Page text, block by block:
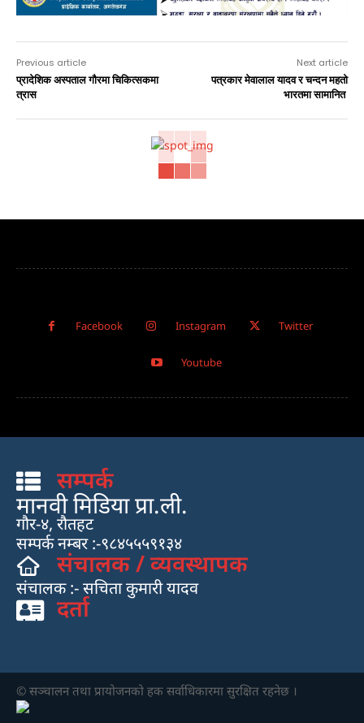
Previous article
प्रादेशिक अस्पताल गौरमा चिकित्सकमा
त्रास
Next article
पत्रकार मेवालाल यादव र चन्दन महतो
भारतमा सामानित
Facebook Instagram Twitter
Youtube
सम्पर्क
मानवी मिडिया प्रा.ली.
गौर-४, रौतहट
सम्पर्क नम्बर :-९८४५५५९१३४
संचालक / व्यवस्थापक
संचालक :- सचिता कुमारी यादव
दर्ता
© सञ्चालन तथा प्रायाेजनकाे हक सर्वाधिकारमा सुरक्षित रहनेछ ।